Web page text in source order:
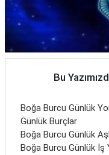
Bu
Boğa Burcu Günlük
Günlük Burçlar
Boğa Burcu Günlük
Boğa Burcu Günlük İş